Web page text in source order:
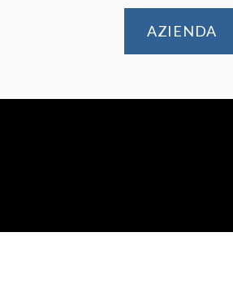
AZIENDA